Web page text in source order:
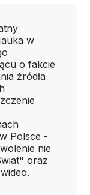
w
o fakcie
źródła
Polsce -
nie
oraz